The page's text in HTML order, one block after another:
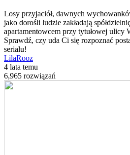
Losy przyjaciół, dawnych
jako dorośli ludzie zakładają
apartamentowcem przy tytułowej ulicy
Sprawdź, czy uda Ci się rozpoznać
serialu!
LilaRooz
4 lata temu
6,965 rozwiązań